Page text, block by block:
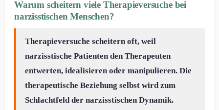
Warum scheitern viele Therapieversuche bei
narzisstischen Menschen?
Therapieversuche scheitern oft, weil
narzisstische Patienten den Therapeuten
entwerten, idealisieren oder manipulieren. Die
therapeutische Beziehung selbst wird zum
Schlachtfeld der narzisstischen Dynamik.